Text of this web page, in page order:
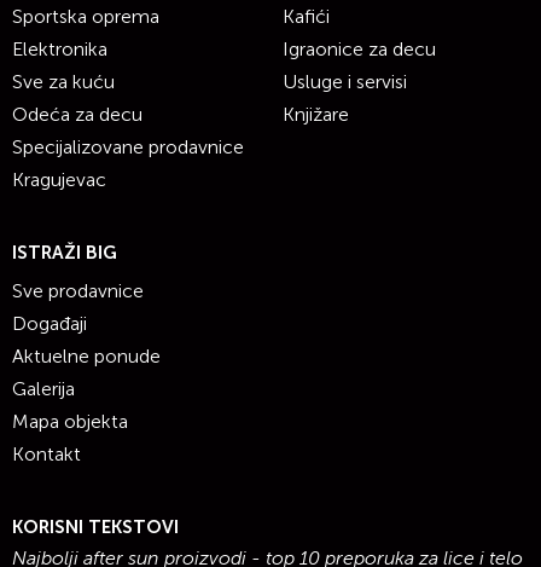
Sportska oprema
Elektronika
Sve za kuću
Odeća za decu
Specijalizovane prodavnice
Kragujevac
Kafići
Igraonice za decu
Usluge i servisi
Knjižare
ISTRAŽI BIG
Sve prodavnice
Događaji
Aktuelne ponude
Galerija
Mapa objekta
Kontakt
KORISNI TEKSTOVI
Najbolji after sun proizvodi - top 10 preporuka za lice i telo